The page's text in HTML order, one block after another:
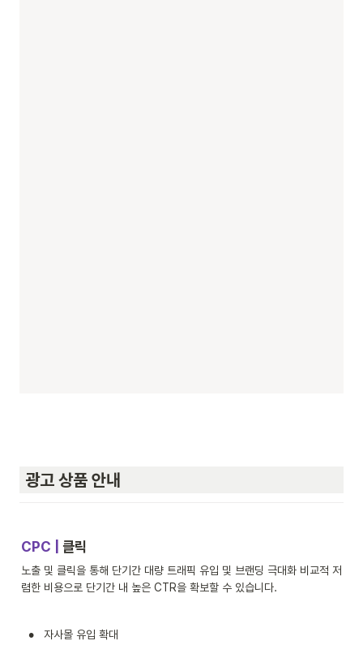
광고 상품 안내
CPC | 클릭
노출 및 클릭을 통해 단기간 대량 트래픽 유입 및 브랜딩 극대화 비교적 저
렴한 비용으로 단기간 내 높은 CTR을 확보할 수 있습니다.
• 자사몰 유입 확대